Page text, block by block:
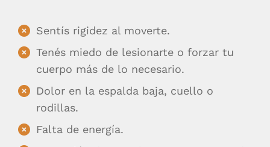
Sentís rigidez al moverte.
Tenés miedo de lesionarte o forzar tu
cuerpo más de lo necesario.
Dolor en la espalda baja, cuello o
rodillas.
Falta de energía.